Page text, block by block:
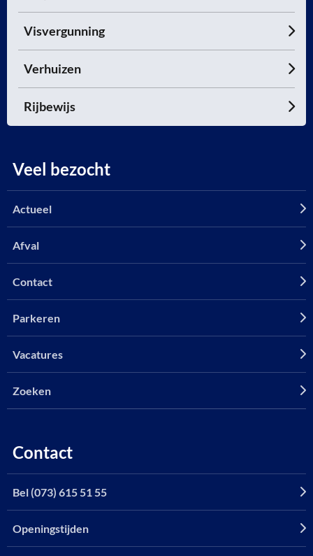
Visvergunning
Verhuizen
Rijbewijs
Veel bezocht
Actueel
Afval
Contact
Parkeren
Vacatures
Zoeken
Contact
Bel (073) 615 51 55
Openingstijden